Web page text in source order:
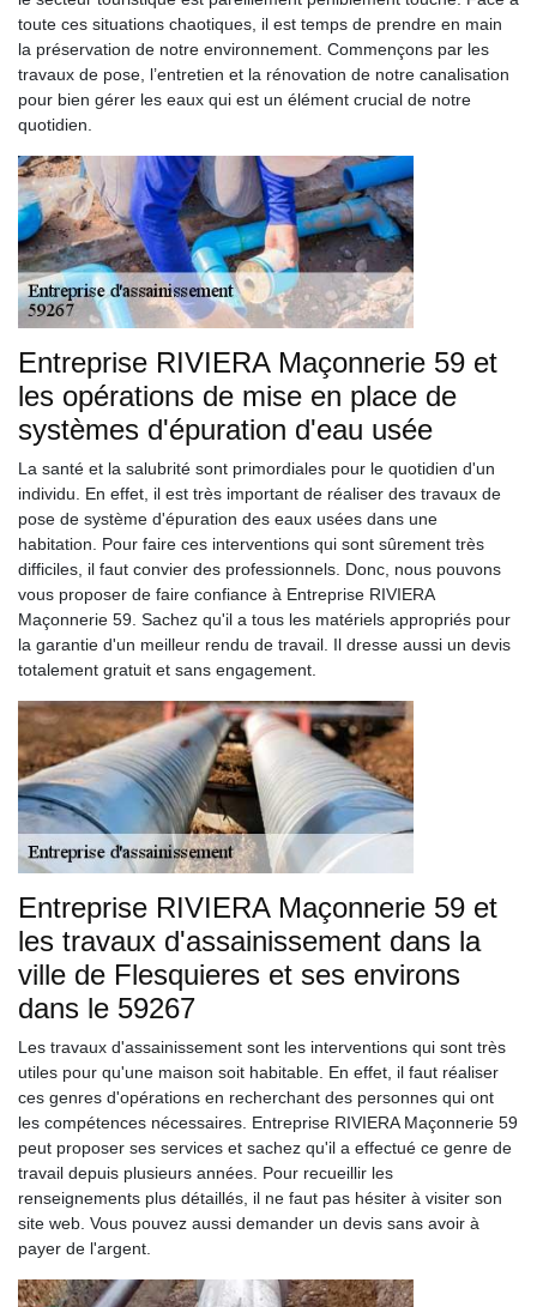
toute ces situations chaotiques, il est temps de prendre en main
la préservation de notre environnement. Commençons par les
travaux de pose, l’entretien et la rénovation de notre canalisation
pour bien gérer les eaux qui est un élément crucial de notre
quotidien.
Entreprise RIVIERA Maçonnerie 59 et
les opérations de mise en place de
systèmes d'épuration d'eau usée
La santé et la salubrité sont primordiales pour le quotidien d'un
individu. En effet, il est très important de réaliser des travaux de
pose de système d'épuration des eaux usées dans une
habitation. Pour faire ces interventions qui sont sûrement très
difficiles, il faut convier des professionnels. Donc, nous pouvons
vous proposer de faire confiance à Entreprise RIVIERA
Maçonnerie 59. Sachez qu'il a tous les matériels appropriés pour
la garantie d'un meilleur rendu de travail. Il dresse aussi un devis
totalement gratuit et sans engagement.
Entreprise RIVIERA Maçonnerie 59 et
les travaux d'assainissement dans la
ville de Flesquieres et ses environs
dans le 59267
Les travaux d'assainissement sont les interventions qui sont très
utiles pour qu'une maison soit habitable. En effet, il faut réaliser
ces genres d'opérations en recherchant des personnes qui ont
les compétences nécessaires. Entreprise RIVIERA Maçonnerie 59
peut proposer ses services et sachez qu'il a effectué ce genre de
travail depuis plusieurs années. Pour recueillir les
renseignements plus détaillés, il ne faut pas hésiter à visiter son
site web. Vous pouvez aussi demander un devis sans avoir à
payer de l'argent.